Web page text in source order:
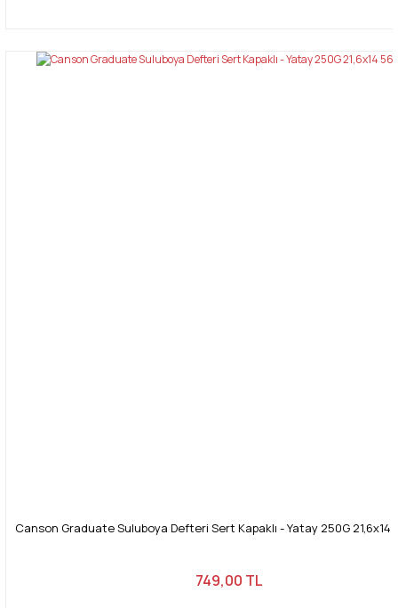
Canson Graduate Suluboya Defteri Sert Kapaklı - Yatay 250G 21,6x14
749,00 TL